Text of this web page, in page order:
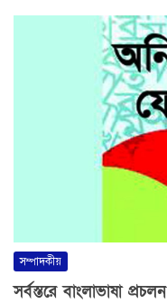
সম্পাদকীয়
সর্বস্তরে বাংলাভাষা প্রচলন